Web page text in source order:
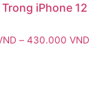
iPhone 12
– 430.000 VND